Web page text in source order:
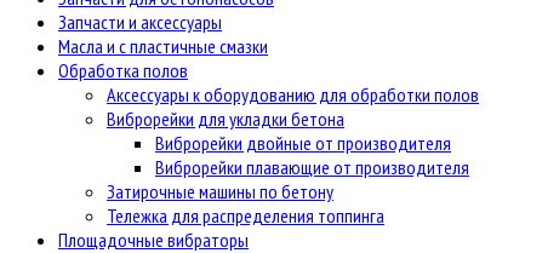
Запчасти и аксессуары
Масла и с пластичные смазки
Обработка полов
Аксессуары к оборудованию для обработки полов
Виброрейки для укладки бетона
Виброрейки двойные от производителя
Виброрейки плавающие от производителя
Затирочные машины по бетону
Тележка для распределения топпинга
Площадочные вибраторы